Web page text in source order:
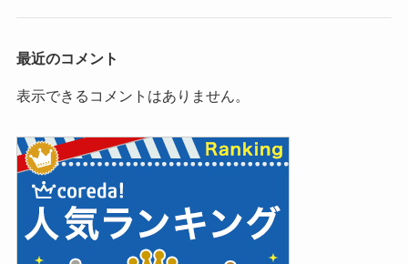
最近のコメント
表示できるコメントはありません。